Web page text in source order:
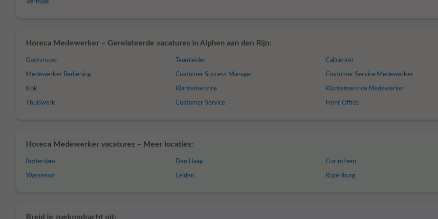
Vermaat
Horeca Medewerker – Gerelateerde vacatures in Alphen aan den Rijn:
Gastvrouw
Medewerker Bediening
Kok
Thuiswerk
Teamleider
Customer Success Manager
Klantenservice
Customer Service
Callcenter
Customer Service Medewerker
Klantenservice Medewerker
Front Office
Horeca Medewerker vacatures – Meer locaties:
Rotterdam
Wassenaar
Den Haag
Leiden
Gorinchem
Rozenburg
Breid je zoekopdracht uit: